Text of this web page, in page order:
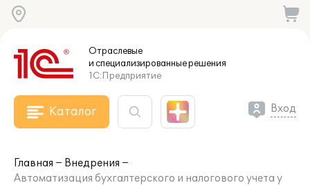
Отраслевые
и специализированныерешения
1С:Предприятие
Каталог Вход
Главная
Внедрения
Автоматизация бухгалтерского и налогового учета у